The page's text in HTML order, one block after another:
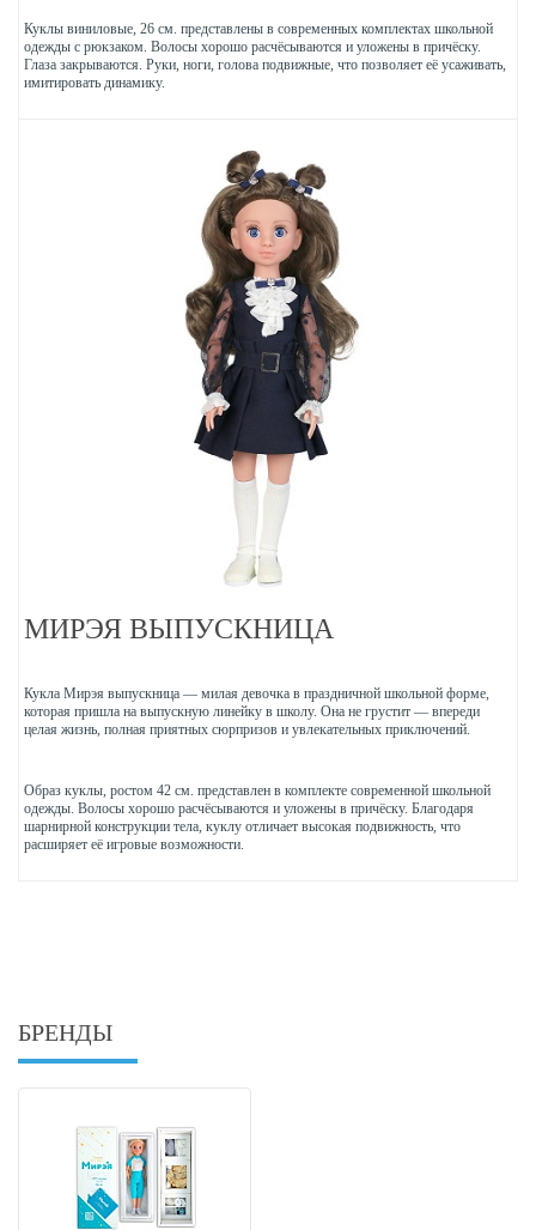
Куклы виниловые, 26 см. представлены в современных комплектах школьной
одежды с рюкзаком. Волосы хорошо расчёсываются и уложены в причёску.
Глаза закрываются. Руки, ноги, голова подвижные, что позволяет её усаживать,
имитировать динамику.
МИРЭЯ ВЫПУСКНИЦА
Кукла Мирэя выпускница — милая девочка в праздничной школьной форме,
которая пришла на выпускную линейку в школу. Она не грустит — впереди
целая жизнь, полная приятных сюрпризов и увлекательных приключений.
Образ куклы, ростом 42 см. представлен в комплекте современной школьной
одежды. Волосы хорошо расчёсываются и уложены в причёску. Благодаря
шарнирной конструкции тела, куклу отличает высокая подвижность, что
расширяет её игровые возможности.
БРЕНДЫ